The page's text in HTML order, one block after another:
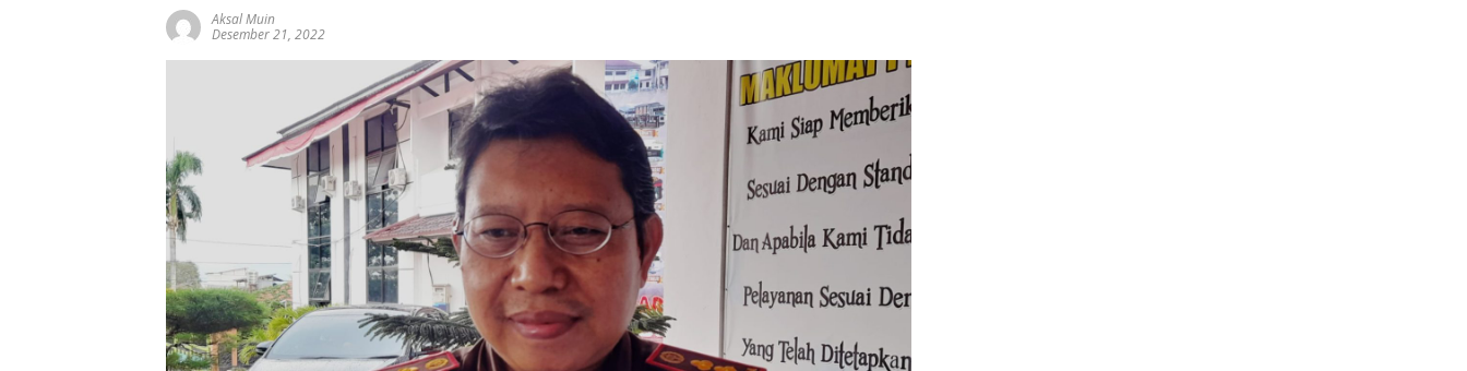
Aksal Muin
Desember 21, 2022